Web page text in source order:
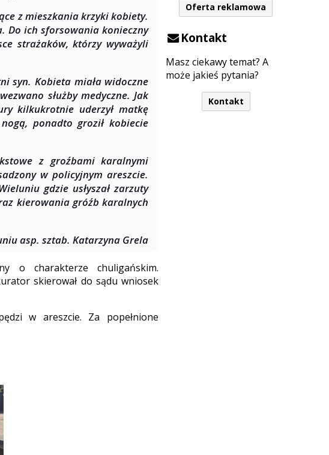
Oferta reklamowa
Kontakt
Masz ciekawy temat? A
może jakieś pytania?
Kontakt
z mieszkania krzyki kobiety.
Do ich sforsowania konieczny
strażaków, którzy wyważyli
syn. Kobieta miała widoczne
służby medyczne. Jak
kilkukrotnie uderzył matkę
ponadto groził kobiecie
z groźbami karalnymi
w policyjnym areszcie.
gdzie usłyszał zarzuty
kierowania gróźb karalnych
asp. sztab. Katarzyna Grela
o charakterze chuligańskim.
skierował do sądu wniosek
w areszcie. Za popełnione